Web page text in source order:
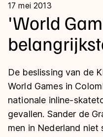
Kalender
Disciplines
Langebaan
Shorttrack
Inlineskaten
Uitslagen
Langebaan
Shorttrack
Marathon
Tijden & historie
Ranglijsten Langebaan
17 mei 2013
'World
De beslissing van de
World Games in
nationale inline-
gevallen. Sander de
men in Nederland